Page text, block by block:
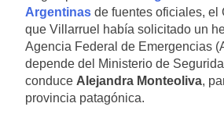
Argentinas de fuentes oficiales, el
que Villarruel había solicitado un
Agencia Federal de Emergencias
depende del Ministerio de
conduce Alejandra Monteoliva,
provincia patagónica.